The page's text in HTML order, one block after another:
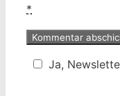
*
Ja,